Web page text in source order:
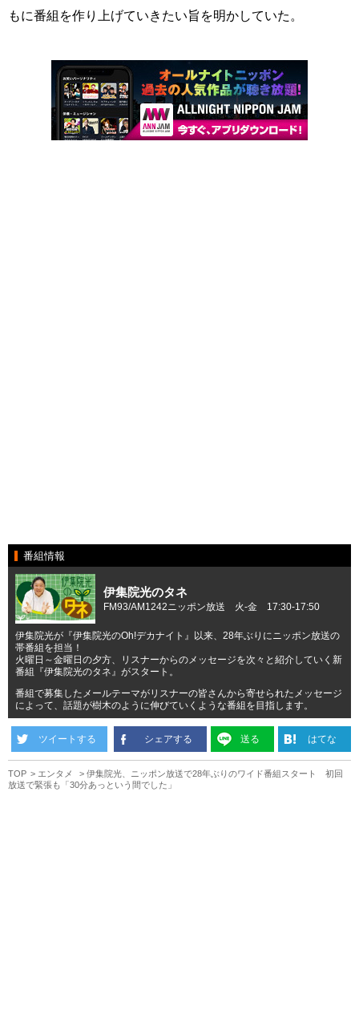
もに番組を作り上げていきたい旨を明かしていた。
番組情報
伊集院光のタネ
FM93/AM1242ニッポン放送 火-金 17:30-17:50
伊集院光が『伊集院光のOh!デカナイト』以来、28年ぶりにニッポン放送の
帯番組を担当！
火曜日～金曜日の夕方、リスナーからのメッセージを次々と紹介していく新
番組『伊集院光のタネ』がスタート。
番組で募集したメールテーマがリスナーの皆さんから寄せられたメッセージ
によって、話題が樹木のように伸びていくような番組を目指します。
ツイートする シェアする 送る はてな
TOP エンタメ
伊集院光、ニッポン放送で28年ぶりのワイド番組スタート 初回
放送で緊張も「30分あっという間でした」